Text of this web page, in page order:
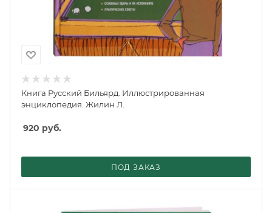
Книга Русский Бильярд. Иллюстрированная
энциклопедия. Жилин Л.
920 руб.
ПОД ЗАКАЗ